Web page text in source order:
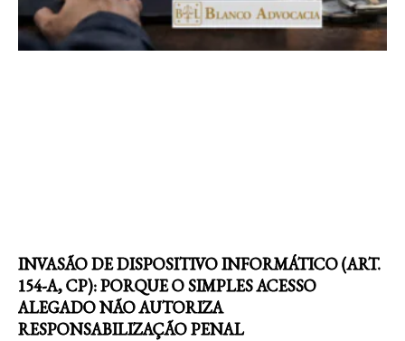
INVASÃO DE DISPOSITIVO INFORMÁTICO (ART.
154-A, CP): PORQUE O SIMPLES ACESSO
ALEGADO NÃO AUTORIZA
RESPONSABILIZAÇÃO PENAL